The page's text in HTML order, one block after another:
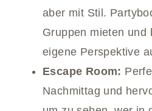
aber mit Stil.
Gruppen mieten und
eigene Perspektive
Escape Room:
Nachmittag und